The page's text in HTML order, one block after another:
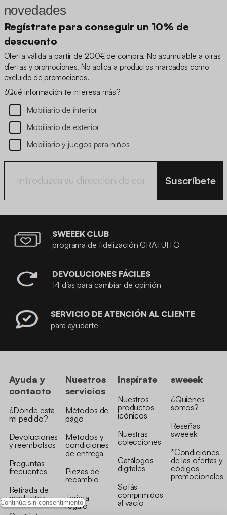
Continúa sin consentimiento
novedades
Regístrate para conseguir un 10% de
descuento
Oferta válida a partir de 200€ de compra. No acumulable a otras
ofertas y promociones. No aplica a productos marcados como
excluido de promociones.
¿Qué información te interesa más?
Mobiliario de interior
Mobiliario de exterior
Mobiliario y juegos para niños
Suscríbete
SWEEEK CLUB
programa de fidelización GRATUITO
DEVOLUCIONES FÁCILES
14 días para cambiar de opinión
SERVICIO DE ATENCIÓN AL CLIENTE
para ayudarte
Ayuda y
contacto
¿Dónde está
mi pedido?
Devoluciones
y reembolsos
Preguntas
frecuentes
Retirada de
productos
Nuestros
servicios
Métodos de
pago
Métodos y
condiciones
de entrega
Piezas de
recambio
Tarjeta
regalo
Inspírate
Nuestros
productos
icónicos
Nuestras
colecciones
Catálogos
digitales
Sofás
comprimidos
al vacío
sweeek
¿Quiénes
somos?
Reseñas
sweeek
*Condiciones
de las ofertas y
códigos
promocionales